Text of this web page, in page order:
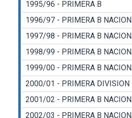
1995/96 - PRIMERA B
1996/97 - PRIMERA B
1997/98 - PRIMERA B
1998/99 - PRIMERA B
1999/00 - PRIMERA B
2000/01 - PRIMERA DIVISION
2001/02 - PRIMERA B
2002/03 - PRIMERA B